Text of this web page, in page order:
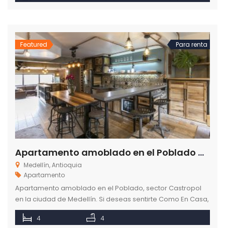
Featured Para renta
Apartamento amoblado en el Poblado Medellín sector Castropol 201
Medellín, Antioquia
Apartamento
Apartamento amoblado en el Poblado, sector Castropol
en la ciudad de Medellín. Si deseas sentirte Como En Casa,
con nosotros tienes el lugar ideal para vivir.
4 4